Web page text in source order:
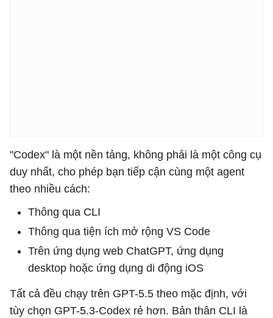
"Codex" là một nền tảng, không phải là một công cụ
duy nhất, cho phép bạn tiếp cận cùng một agent
theo nhiều cách:
Thông qua CLI
Thông qua tiện ích mở rộng VS Code
Trên ứng dụng web ChatGPT, ứng dụng
desktop hoặc ứng dụng di động iOS
Tất cả đều chạy trên GPT-5.5 theo mặc định, với
tùy chọn GPT-5.3-Codex rẻ hơn. Bản thân CLI là